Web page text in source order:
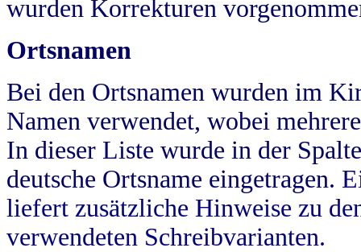
wurden Korrekturen
Ortsnamen
Bei den Ortsnamen wurden im
Namen verwendet, wobei
In dieser Liste wurde in der
deutsche Ortsname eingetragen.
liefert zusätzliche Hinweise zu
verwendeten Schreibvarianten.